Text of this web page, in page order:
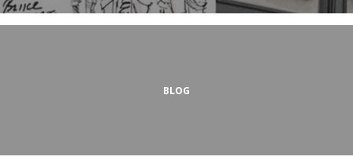
BLOG